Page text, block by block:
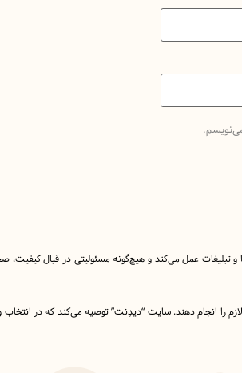
تبلیغات عمل می‌کند و هیچ‌گونه مسئولیتی در قبال
را انجام دهند. سایت “دیدِنت” توصیه می‌کند که در